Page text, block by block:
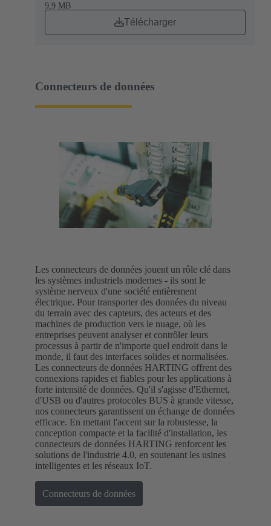
9,9 MB
Télécharger
Connecteurs de données
Les connecteurs de données jouent un rôle clé dans
les systèmes industriels modernes - ils sont le
système nerveux d'une société entièrement
électrique. Pour transporter des données du niveau
du terrain avec des capteurs, des acteurs et des
machines de production vers le nuage, où les
entreprises peuvent analyser et contrôler leurs
processus à partir de n'importe quel endroit dans le
monde, il faut des interfaces solides et normalisées.
Les connecteurs de données HARTING offrent des
connexions rapides et fiables pour les applications à
forte intensité de données. Qu'il s'agisse d'Ethernet,
d'USB ou d'autres protocoles BUS à grande vitesse,
nos connecteurs garantissent un échange de données
efficace. En mettant l'accent sur la robustesse, la
conception compacte et la facilité d'installation, les
connecteurs de données HARTING renforcent les
solutions de l'industrie 4.0, en soutenant les usines
intelligentes et les réseaux IoT.
Connecteurs de données